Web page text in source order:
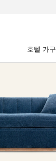
호텔 가구